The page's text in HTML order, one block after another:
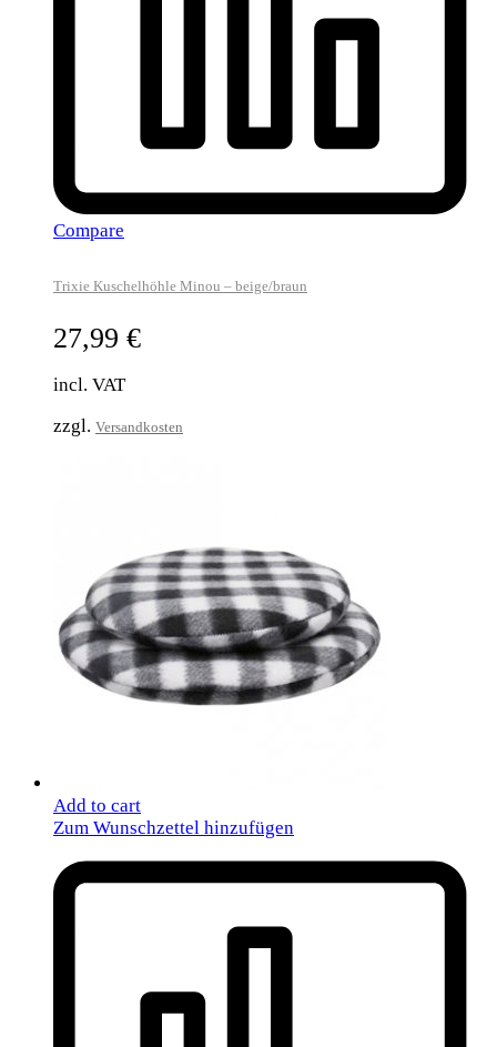
Compare
Trixie Kuschelhöhle Minou – beige/braun
27,99 €
incl. VAT
zzgl. Versandkosten
Add to cart
Zum Wunschzettel hinzufügen